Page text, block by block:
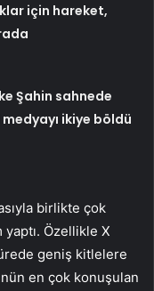
için hareket,
Şahin sahnede
ikiye böldü
birlikte çok
yaptı. Özellikle X
geniş kitlelere
en çok konuşulan